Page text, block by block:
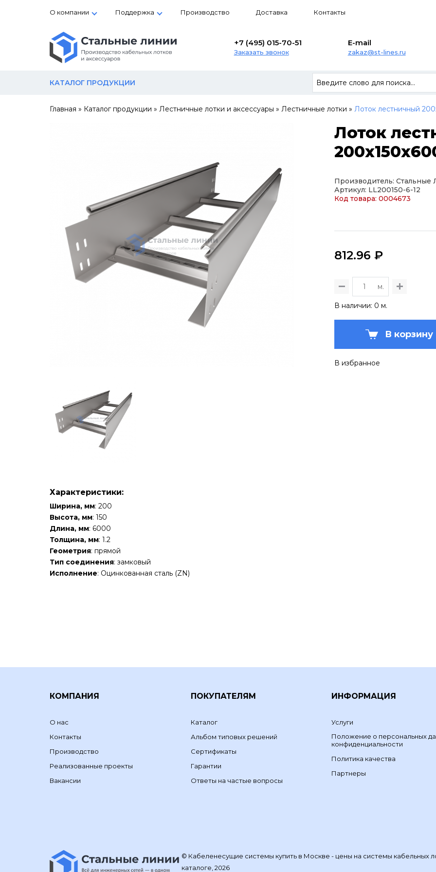
О компании Поддержка Производство Доставка Контакты
+7 (495) 015-70-51
Заказать звонок
E-mail
zakaz@st-lines.ru
КАТАЛОГ ПРОДУКЦИИ
Главная » Каталог продукции » Лестничные лотки и аксессуары » Лестничные лотки » Лоток лестничный
Лоток
Производитель: Стальные
Артикул: LL200150-6-12
Код товара: 0004673
812.96 ₽
м.
В наличии: 0 м.
В корзину
В избранное
Характеристики:
Ширина, мм: 200
Высота, мм: 150
Длина, мм: 6000
Толщина, мм: 1.2
Геометрия: прямой
Тип соединения: замковый
Исполнение: Оцинкованная сталь (ZN)
КОМПАНИЯ
О нас
Контакты
Производство
Реализованные проекты
Вакансии
ПОКУПАТЕЛЯМ
Каталог
Альбом типовых решений
Сертификаты
Гарантии
Ответы на частые вопросы
ИНФОРМАЦИЯ
Услуги
Положение о персональных
конфиденциальности
Политика качества
Партнеры
© Кабеленесущие системы купить в Москве - цены на системы кабельных
каталоге, 2026